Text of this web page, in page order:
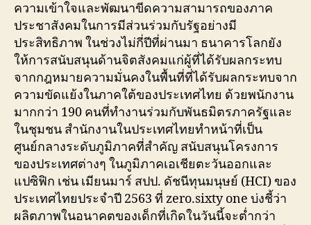
ความเข้าใจและพัฒนาขีดความสามารถของภาค
ประชาสังคมในการมีส่วนร่วมกับรัฐอย่างมี
ประสิทธิภาพ ในช่วงไม่กี่ปีที่ผ่านมา ธนาคารโลกยัง
ให้การสนับสนุนด้านจิตสังคมแก่ผู้ที่ได้รับผลกระทบ
จากกฎหมายความมั่นคงในพื้นที่ที่ได้รับผลกระทบจาก
ความขัดแย้งในภาคใต้ของประเทศไทย ด้วยพนักงาน
มากกว่า 190 คนที่ทำงานร่วมกับพันธมิตรภาครัฐและ
ในชุมชน สำนักงานในประเทศไทยทำหน้าที่เป็น
ศูนย์กลางระดับภูมิภาคที่สำคัญ สนับสนุนโครงการ
ของประเทศต่างๆ ในภูมิภาคเอเชียตะวันออกและ
แปซิฟิก เช่น เมียนมาร์ สปป. ดัชนีทุนมนุษย์ (HCI) ของ
ประเทศไทยประจำปี 2563 ที่ zero.sixty one บ่งชี้ว่า
ผลิตภาพในอนาคตของเด็กที่เกิดในวันนี้จะต่ำกว่า